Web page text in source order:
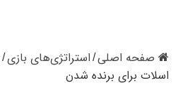
صفحه اصلی/ استراتژی‌های بازی/
اسلات برای برنده شدن